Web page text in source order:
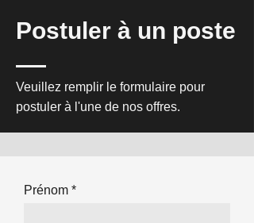
Postuler à un poste
Veuillez remplir le formulaire pour
postuler à l'une de nos offres.
Prénom